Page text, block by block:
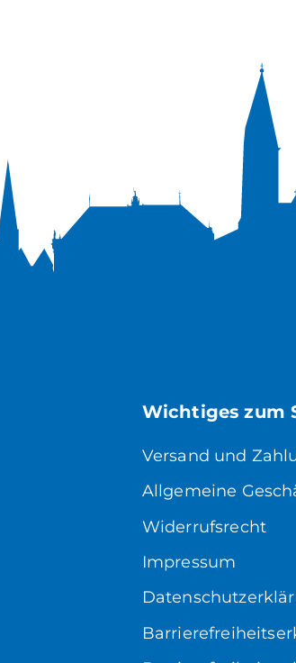
Wichtiges zum
Versand und
Allgemeine
Widerrufsrecht
Impressum